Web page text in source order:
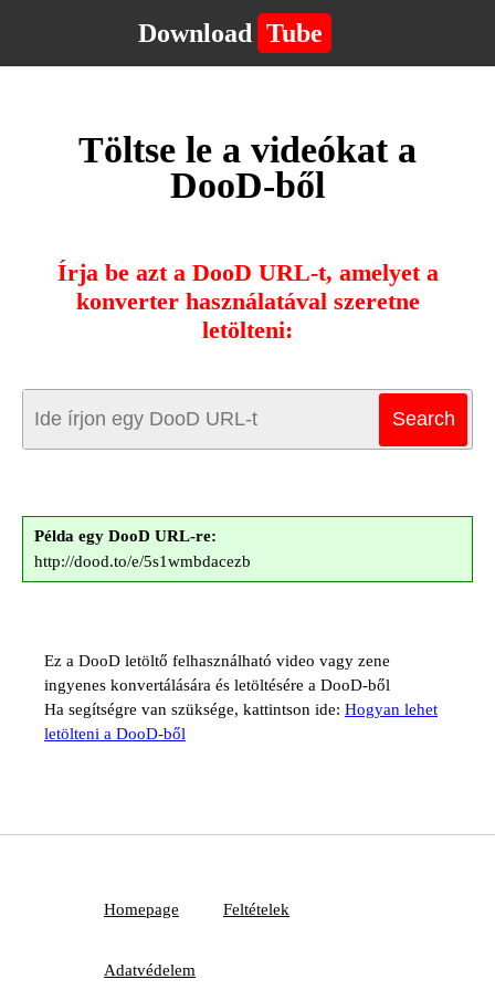
Download Tube
Töltse le a videókat a
DooD-ből
Írja be azt a DooD URL-t, amelyet a
konverter használatával szeretne
letölteni:
Példa egy DooD URL-re:
http://dood.to/e/5s1wmbdacezb
Ez a DooD letöltő felhasználható video vagy zene
ingyenes konvertálására és letöltésére a DooD-ből
Ha segítségre van szüksége, kattintson ide: Hogyan lehet
letölteni a DooD-ből
Homepage Feltételek
Adatvédelem